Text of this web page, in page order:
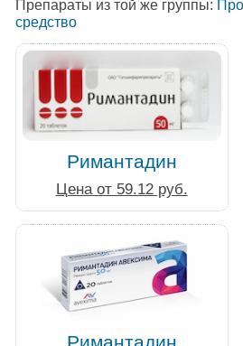
Препараты из той же группы:
средство
Римантадин
Цена от 59.12 руб.